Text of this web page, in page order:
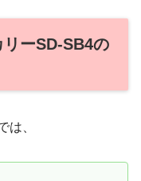
ーSD-SB4の
は、